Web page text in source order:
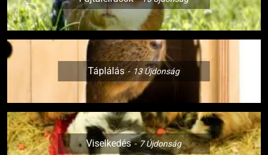
Táplálás 13Újdonság
Viselkedés 7Újdonság